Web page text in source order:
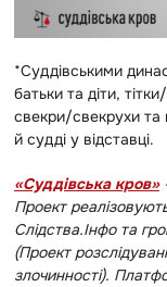
*Суддівськими
батьки та діти,
свекри/свекрухи та
й судді у відставці.
«Суддівська кров»
Проект
Слідства.Інфо та
(Проект
злочинності).